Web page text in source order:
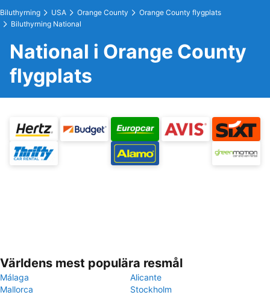
Biluthyrning USA Orange County
Orange County flygplats
Biluthyrning National
National i Orange County
flygplats
Världens mest populära resmål
Málaga
Alicante
Mallorca
Stockholm